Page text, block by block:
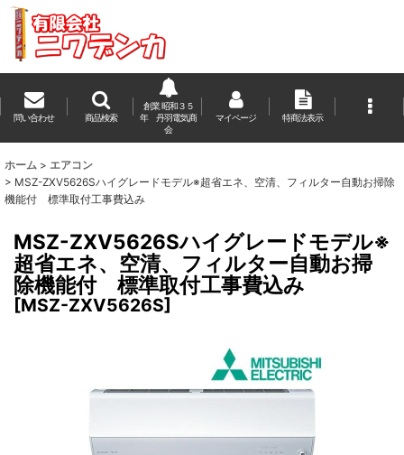
問い合わせ 商品検索
創業 昭和３５
年 丹羽電気商
会
マイページ 特商法表示
ホーム > エアコン
> MSZ-ZXV5626Sハイグレードモデル※超省エネ、空清、フィルター自動お掃除
機能付 標準取付工事費込み
MSZ-ZXV5626Sハイグレードモデル※
超省エネ、空清、フィルター自動お掃
除機能付 標準取付工事費込み
[MSZ-ZXV5626S]